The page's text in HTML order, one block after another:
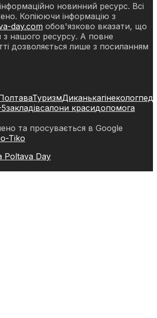
новинний ресурс. Всі
Копіюючи інформацію з
day.com обов'язково вказати, що
з нашого ресурсу. А повне
дозволяється лише з посиланням
ТуризмДиканькагінеколог
закладівсалони красидопомога
та просувається в Google
Tiko
Poltava Day